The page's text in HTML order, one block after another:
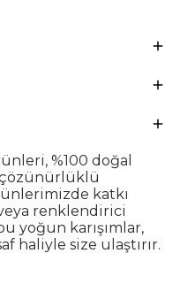
%100 doğal
çözünürlüklü
katkı
renklendirici
yoğun karışımlar,
haliyle size ulaştırır.